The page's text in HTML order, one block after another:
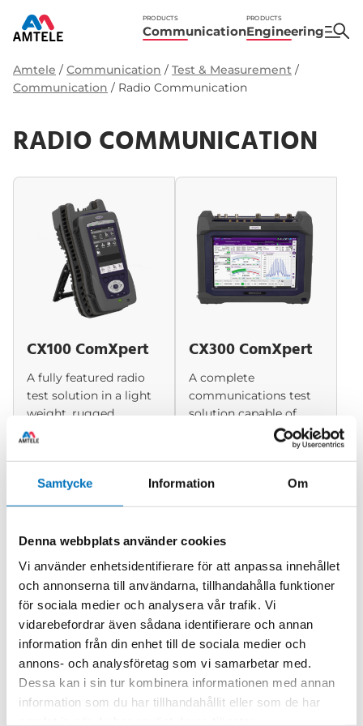
Samtycke Information Om
Denna webbplats använder cookies
Vi använder enhetsidentifierare för att anpassa innehållet
och annonserna till användarna, tillhandahålla funktioner
för sociala medier och analysera vår trafik. Vi
vidarebefordrar även sådana identifierare och annan
information från din enhet till de sociala medier och
annons- och analysföretag som vi samarbetar med.
Dessa kan i sin tur kombinera informationen med annan
information som du har tillhandahållit eller som de har
PRODUCTS
Communication
PRODUCTS
Engineering
Amtele / Communication / Test & Measurement /
Communication / Radio Communication
RADIO COMMUNICATION
CX100 ComXpert
A fully featured radio
test solution in a light
weight, rugged,
handheld form factor
for all the applications
where bench top
equipment isn’t
practical.
CX300 ComXpert
A complete
communications test
solution capable of
testing everything
from portable radios, to
complex infrastructure,
to broadband